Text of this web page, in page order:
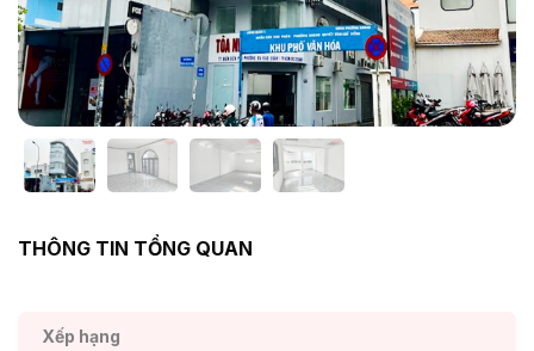
THÔNG TIN TỔNG QUAN
Xếp hạng